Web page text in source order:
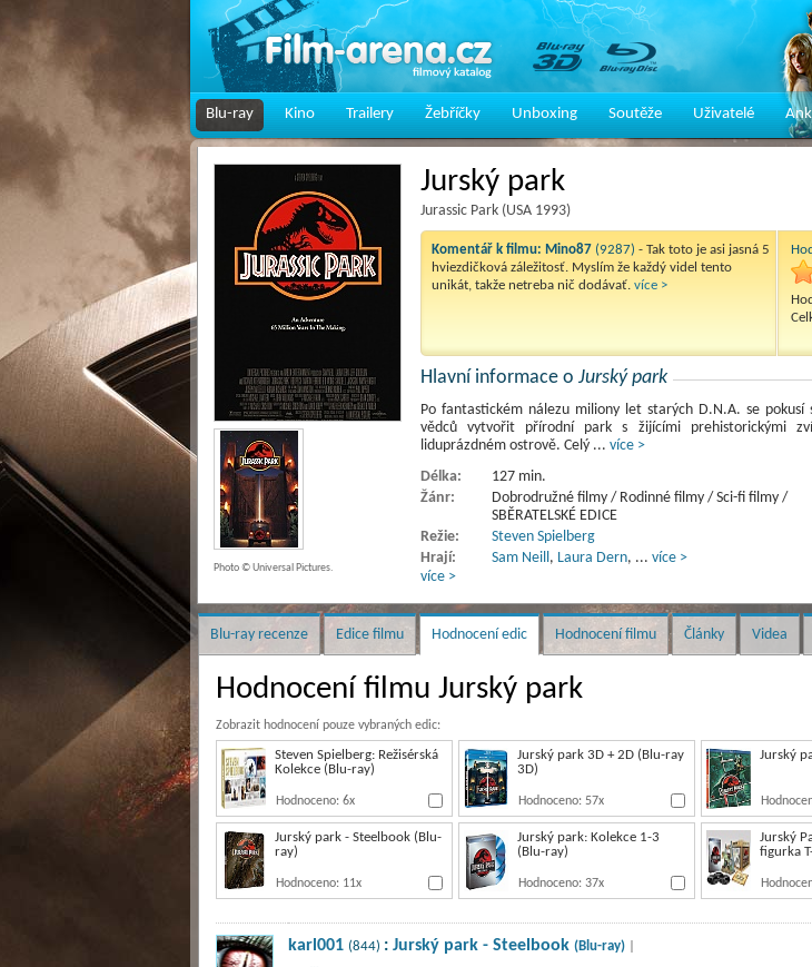
Blu-ray Kino Trailery Žebříčky Unboxing Soutěže Uživatelé
Jurský park
Jurassic Park (USA 1993)
Komentář k filmu: Mino87 (9287) - Tak toto je asi jasná 5
hviezdičková záležitosť. Myslím že každý videl tento
unikát, takže netreba nič dodávať. více >
Hlavní informace o Jurský park
Po fantastickém nálezu miliony let starých D.N.A. se pokusí
vědců vytvořit přírodní park s žijícími prehistorickými
liduprázdném ostrově. Celý ... více >
Délka:
127 min.
Žánr:
Dobrodružné filmy / Rodinné filmy / Sci-fi filmy /
SBĚRATELSKÉ EDICE
Režie:
Steven Spielberg
Hrají:
Sam Neill , Laura Dern, ... více >
více >
Photo © Universal Pictures.
Blu-ray recenze Edice filmu Hodnocení edic Hodnocení filmu Články Videa
Hodnocení filmu Jurský park
Zobrazit hodnocení pouze vybraných edic:
Steven Spielberg: Režisérská
Kolekce (Blu-ray)
Hodnoceno: 6x
Jurský park 3D + 2D (Blu-ray
3D)
Hodnoceno: 57x
Jurský
Jurský park - Steelbook (Blu-
ray)
Hodnoceno: 11x
Jurský park: Kolekce 1-3
(Blu-ray)
Hodnoceno: 37x
Jurský
figurka
karl001 (844) : Jurský park - Steelbook (Blu-ray)|